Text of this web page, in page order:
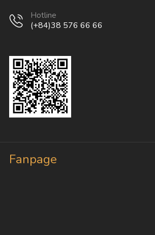
Hotline
(+84)38 576 66 66
Fanpage